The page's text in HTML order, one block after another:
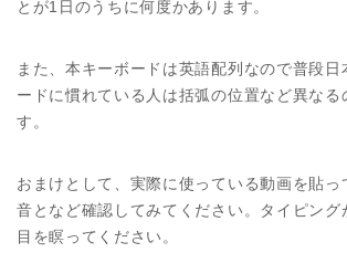
とが1日のうちに何度かあります。
また、本キーボードは英語配列なので普段日
ードに慣れている人は括弧の位置など異なる
す。
おまけとして、実際に使っている動画を貼っ
音となど確認してみてください。タイピング
目を瞑ってください。